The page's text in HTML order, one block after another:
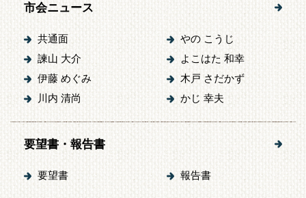
市会ニュース
共通面
やの こうじ
諫山 大介
よこはた 和幸
伊藤 めぐみ
木戸 さだかず
川内 清尚
かじ 幸夫
要望書・報告書
要望書 報告書